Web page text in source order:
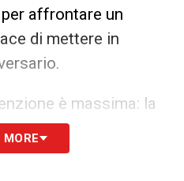
affrontare un
di mettere in
è massima: la
che la sfida di sabato
chiave per
MORE